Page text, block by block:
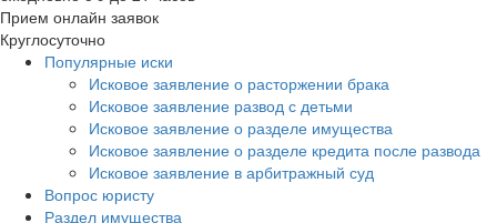
Прием онлайн заявок
Круглосуточно
Популярные иски
Исковое заявление о расторжении брака
Исковое заявление развод с детьми
Исковое заявление о разделе имущества
Исковое заявление о разделе кредита после развода
Исковое заявление в арбитражный суд
Вопрос юристу
Раздел имущества